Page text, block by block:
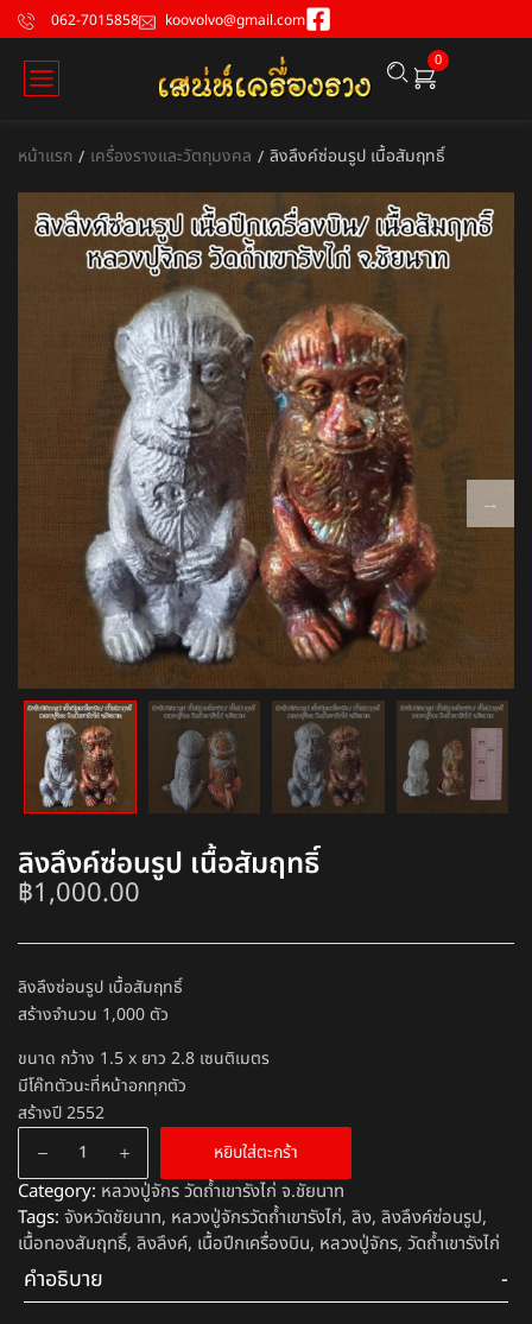
062-7015858 koovolvo@gmail.com
0
หน้าแรก / เครื่องรางและวัตถุมงคล / ลิงลึงค์ซ่อนรูป เนื้อสัมฤทธิ์
ลิงลึงค์ซ่อนรูป เนื้อสัมฤทธิ์
฿1,000.00
ลิงลึงซ่อนรูป เนื้อสัมฤทธิ์
สร้างจำนวน 1,000 ตัว
ขนาด กว้าง 1.5 x ยาว 2.8 เซนติเมตร
มีโค๊ทตัวนะที่หน้าอกทุกตัว
สร้างปี 2552
หยิบใส่ตะกร้า
Category: หลวงปู่จักร วัดถ้ำเขารังไก่ จ.ชัยนาท
Tags: จังหวัดชัยนาท, หลวงปู่จักรวัดถ้ำเขารังไก่, ลิง, ลิงลึงค์ซ่อนรูป,
เนื้อทองสัมฤทธิ์, ลิงลึงค์, เนื้อปีกเครื่องบิน, หลวงปู่จักร, วัดถ้ำเขารังไก่
คำอธิบาย